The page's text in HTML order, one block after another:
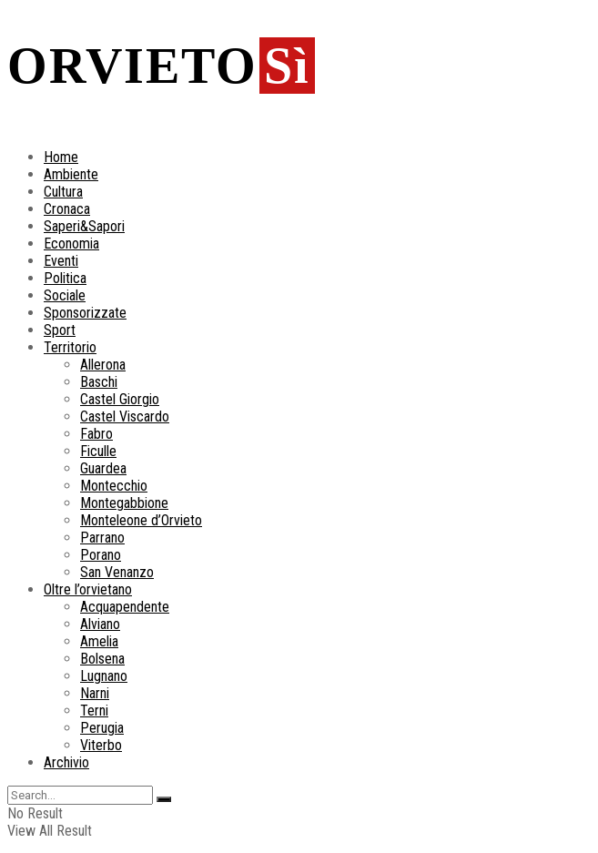
ORVIETO Sì
Home
Ambiente
Cultura
Cronaca
Saperi&Sapori
Economia
Eventi
Politica
Sociale
Sponsorizzate
Sport
Territorio
Allerona
Baschi
Castel Giorgio
Castel Viscardo
Fabro
Ficulle
Guardea
Montecchio
Montegabbione
Monteleone d’Orvieto
Parrano
Porano
San Venanzo
Oltre l’orvietano
Acquapendente
Alviano
Amelia
Bolsena
Lugnano
Narni
Terni
Perugia
Viterbo
Archivio
No Result
View All Result